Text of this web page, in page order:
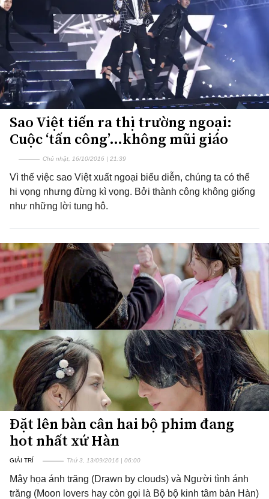
Sao Việt tiến ra thị trường ngoại:
Cuộc ‘tấn công’…không mũi giáo
Chủ nhật, 16/10/2016 | 21:39
Vì thế việc sao Việt xuất ngoại biểu diễn, chúng ta có thể
hi vọng nhưng đừng kì vọng. Bởi thành công không giống
như những lời tung hô.
Đặt lên bàn cân hai bộ phim đang
hot nhất xứ Hàn
GIẢI TRÍ Thứ 3, 13/09/2016 | 06:00
Mây họa ánh trăng (Drawn by clouds) và Người tình ánh
trăng (Moon lovers hay còn gọi là Bộ bộ kinh tâm bản Hàn)